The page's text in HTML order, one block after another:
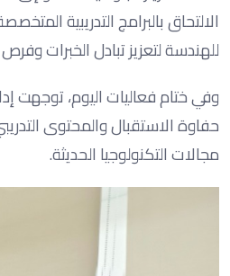
للهندسة لتعزيز تبادل الخبرات وفرص
حفاوة الاستقبال والمحتوى
مجالات التكنولوجيا الحديثة.